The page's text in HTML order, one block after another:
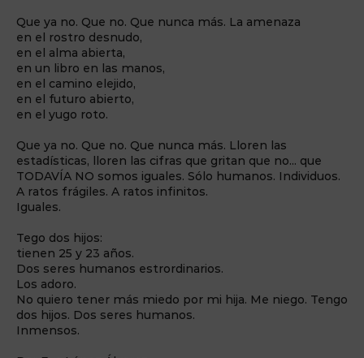
Que ya no. Que no. Que nunca más. La amenaza
en el rostro desnudo,
en el alma abierta,
en un libro en las manos,
en el camino elejido,
en el futuro abierto,
en el yugo roto.
Que ya no. Que no. Que nunca más. Lloren las
estadísticas, lloren las cifras que gritan que no... que
TODAVÍA NO somos iguales. Sólo humanos. Individuos.
A ratos frágiles. A ratos infinitos.
Iguales.
Tego dos hijos:
tienen 25 y 23 años.
Dos seres humanos estrordinarios.
Los adoro.
No quiero tener más miedo por mi hija. Me niego. Tengo
dos hijos. Dos seres humanos.
Inmensos.